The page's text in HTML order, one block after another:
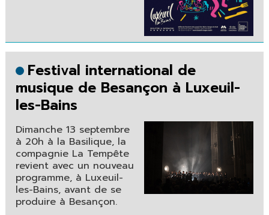
Festival international de
musique de Besançon à Luxeuil-
les-Bains
Dimanche 13 septembre
à 20h à la Basilique, la
compagnie La Tempête
revient avec un nouveau
programme, à Luxeuil-
les-Bains, avant de se
produire à Besançon.